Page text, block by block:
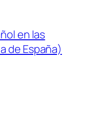
en las
de España)